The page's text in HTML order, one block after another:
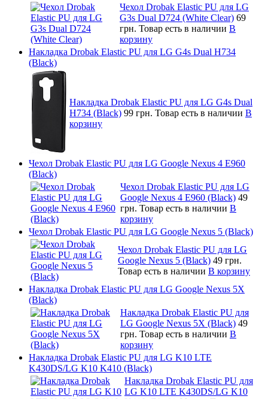
Чехол Drobak Elastic PU для LG
G3s Dual D724 (White Clear) 69
грн. Товар есть в наличии В
корзину
Накладка Drobak Elastic PU для LG G4s Dual H734
(Black)
Накладка Drobak Elastic PU для LG G4s Dual
H734 (Black) 99 грн. Товар есть в наличии В
корзину
Чехол Drobak Elastic PU для LG Google Nexus 4 E960
(Black)
Чехол Drobak Elastic PU для LG
Google Nexus 4 E960 (Black) 49
грн. Товар есть в наличии В
корзину
Чехол Drobak Elastic PU для LG Google Nexus 5 (Black)
Чехол Drobak Elastic PU для LG
Google Nexus 5 (Black) 49 грн.
Товар есть в наличии В корзину
Накладка Drobak Elastic PU для LG Google Nexus 5X
(Black)
Накладка Drobak Elastic PU для
LG Google Nexus 5X (Black) 49
грн. Товар есть в наличии В
корзину
Накладка Drobak Elastic PU для LG K10 LTE
K430DS/LG K10 K410 (Black)
Накладка Drobak Elastic PU для
LG K10 LTE K430DS/LG K10